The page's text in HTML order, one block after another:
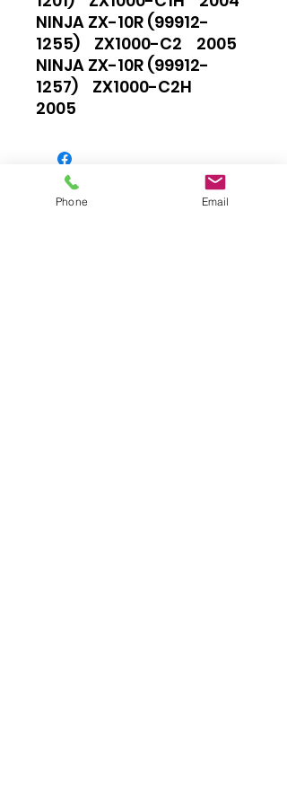
NINJA ZX-10R (99912-
1255) ZX1000-C2 2005
NINJA ZX-10R (99912-
1257) ZX1000-C2H
2005
Phone Email